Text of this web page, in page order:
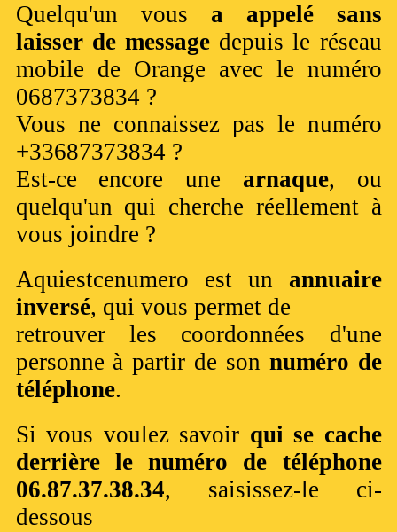
Quelqu'un vous a appelé sans
laisser de messagedepuis le réseau
mobile de Orange avec le numéro
0687373834 ?
Vous ne connaissez pas le numéro
+33687373834 ?
Est-ce encore une arnaque, ou
quelqu'un qui cherche réellement à
vous joindre ?
Aquiestcenumero est un annuaire
inversé, qui vous permet de
retrouver les coordonnées d'une
personne à partir de son numéro de
téléphone.
Si vous voulez savoir qui se cache
derrière le numéro de téléphone
06.87.37.38.34, saisissez-le ci-
dessous